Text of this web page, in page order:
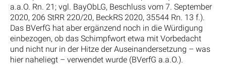
a.a.O. Rn. 21; vgl. BayObLG, Beschluss vom 7. September
2020, 206 StRR 220/20, BeckRS 2020, 35544 Rn. 13 f.).
Das BVerfG hat aber ergänzend noch in die Würdigung
einbezogen, ob das Schimpfwort etwa mit Vorbedacht
und nicht nur in der Hitze der Auseinandersetzung – was
hier naheliegt – verwendet wurde (BVerfG a.a.O.).